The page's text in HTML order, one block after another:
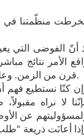
منظّمتنا
أنّ الفوضى التي
الأمر نتائج
قرن من الزمن. وعليه، لا ينفصل دعمنا للأكراد في سوريا عن رفضنا للتدخّلات العسكريّة الامبرياليّة.
كنّا نستطيع فهم
لا نراه
عن
أعانَت ذريعة